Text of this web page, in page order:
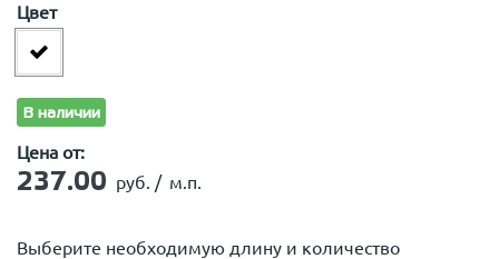
Цвет
В наличии
Цена от:
237.00 руб. / м.п.
Выберите необходимую длину и количество